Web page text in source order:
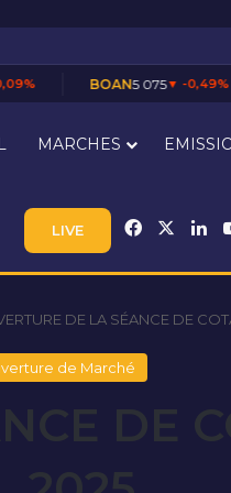
5 075 ▼ -0,49% BOAS
MARCHES
LIVE Facebook
DE LA SÉANCE DE
de Marché